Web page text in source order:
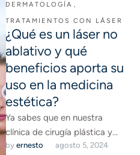
DERMATOLOGÍA ,
TRATAMIENTOS CON LÁSER
¿Qué es un láser no
ablativo y qué
beneficios aporta su
uso en la medicina
estética?
Ya sabes que en nuestra
clínica de cirugía plástica y
reparadora realizamos
by ernesto agosto 5, 2024